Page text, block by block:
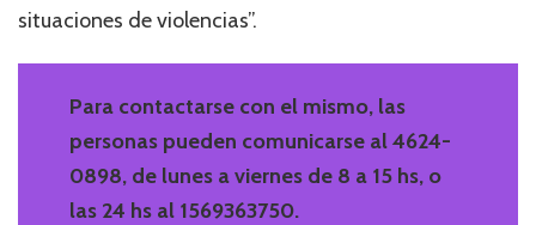
situaciones de violencias”.
Para contactarse con el mismo, las
personas pueden comunicarse al 4624-
0898, de lunes a viernes de 8 a 15 hs, o
las 24 hs al 1569363750.